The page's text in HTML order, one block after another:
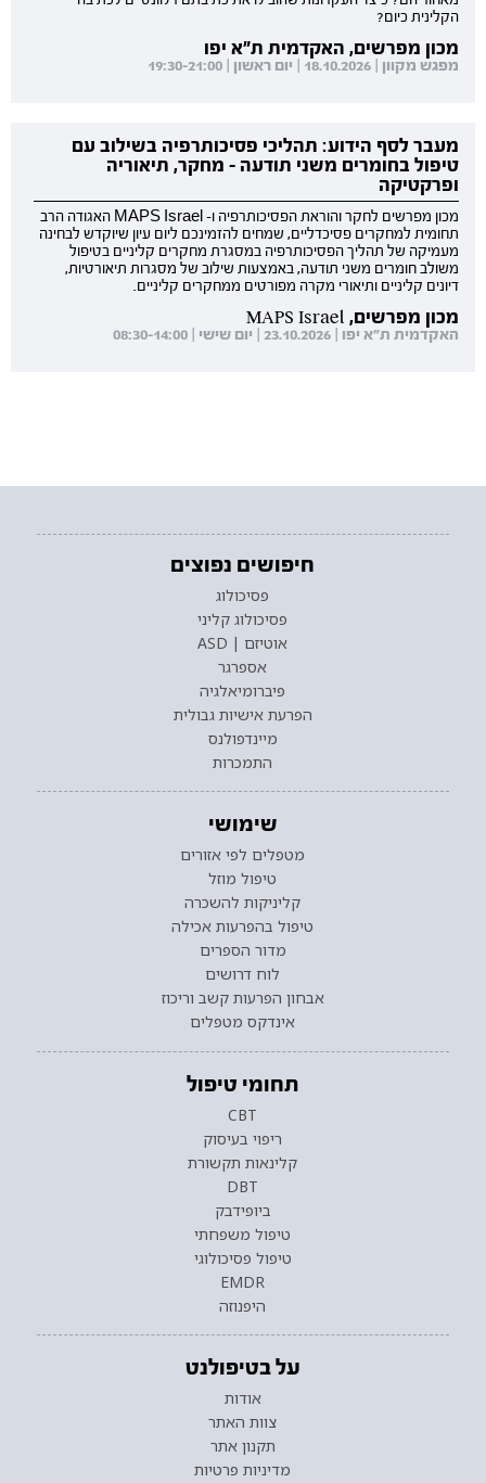
הקלינית כיום?
מכון מפרשים, האקדמית ת"א יפו
מפגש מקוון | 18.10.2026 | יום ראשון | 19:30-21:00
מעבר לסף הידוע: תהליכי פסיכותרפיה בשילוב עם
טיפול בחומרים משני תודעה - מחקר, תיאוריה
ופרקטיקה
מכון מפרשים לחקר והוראת הפסיכותרפיה ו- MAPS Israel האגודה הרב
תחומית למחקרים פסיכדליים, שמחים להזמינכם ליום עיון שיוקדש לבחינה
מעמיקה של תהליך הפסיכותרפיה במסגרת מחקרים קליניים בטיפול
משולב חומרים משני תודעה, באמצעות שילוב של מסגרות תיאורטיות,
דיונים קליניים ותיאורי מקרה מפורטים ממחקרים קליניים.
מכון מפרשים, MAPS Israel
האקדמית ת"א יפו | 23.10.2026 | יום שישי | 08:30-14:00
חיפושים נפוצים
פסיכולוג
פסיכולוג קליני
אוטיזם | ASD
אספרגר
פיברומיאלגיה
הפרעת אישיות גבולית
מיינדפולנס
התמכרות
שימושי
מטפלים לפי אזורים
טיפול מוזל
קליניקות להשכרה
טיפול בהפרעות אכילה
מדור הספרים
לוח דרושים
אבחון הפרעות קשב וריכוז
אינדקס מטפלים
תחומי טיפול
CBT
ריפוי בעיסוק
קלינאות תקשורת
DBT
ביופידבק
טיפול משפחתי
טיפול פסיכולוגי
EMDR
היפנוזה
על בטיפולנט
אודות
צוות האתר
תקנון אתר
מדיניות פרטיות